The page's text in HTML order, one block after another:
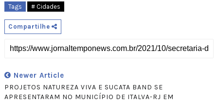
Tags # Cidades
Compartilhe
Newer Article
PROJETOS NATUREZA VIVA E SUCATA BAND SE
APRESENTARAM NO MUNICÍPIO DE ITALVA-RJ EM